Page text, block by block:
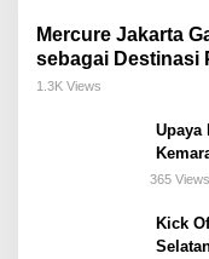
Mercure Jakarta
sebagai Destinasi
Meeting, dan
1.3K Views
Upaya
365 Views
Kick